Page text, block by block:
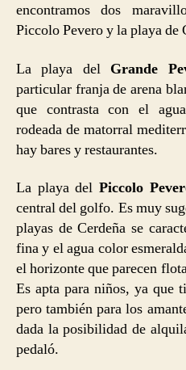
encontramos dos
Piccolo Pevero y la playa de
La playa del Grande
particular franja de arena
que contrasta con el
rodeada de matorral
hay bares y restaurantes.
La playa del Piccolo
central del golfo. Es muy
playas de Cerdeña se
fina y el agua color
el horizonte que parecen
Es apta para niños, ya que
pero también para los
dada la posibilidad de
pedaló.